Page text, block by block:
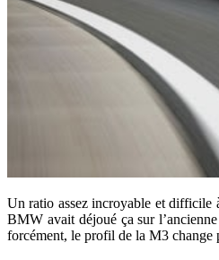
Un ratio assez incroyable et difficile
BMW avait déjoué ça sur
forcément, le profil de la M3 change